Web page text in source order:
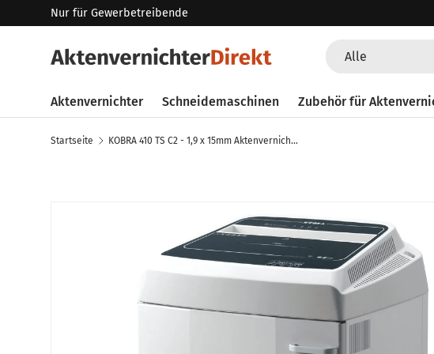
Direkt zum Inhalt
Nur für Gewerbetreibende
Suchen
Alle
Aktenvernichter Schneidemaschinen Zubehör für
Startseite KOBRA 410 TS C2 - 1,9 x 15mm Aktenvernichter
Zu Produktinformationen springen